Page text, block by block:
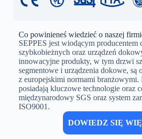
Co powinieneś wiedzieć o naszej
SEPPES jest wiodącym producentem
szybkobieżnych oraz urządzeń
innowacyjne produkty, w tym drzwi
segmentowe i urządzenia dokowe, są
z europejskimi normami branżowymi.
posiadają kluczowe technologie oraz
międzynarodowy SGS oraz system
ISO9001.
DOWIEDZ SIĘ